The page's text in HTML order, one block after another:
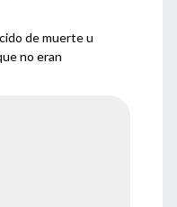
de muerte u
no eran